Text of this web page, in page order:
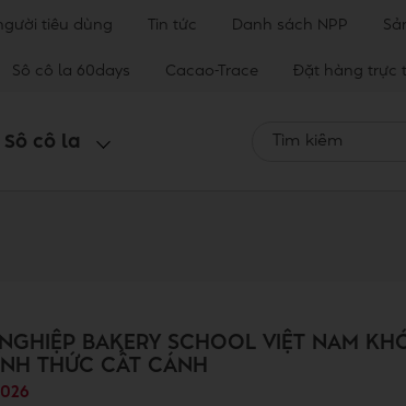
tiêu dùng Tin tức Danh sách NPP
Sô cô la 60days Cacao-Trace Đặt hàng trực
Sô cô la
BAKERY SCHOOL VIỆT NAM
THỨC CẤT CÁNH